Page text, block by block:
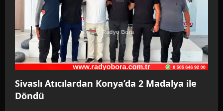
Sivaslı Atıcılardan Konya’da 2 Madalya ile
Döndü